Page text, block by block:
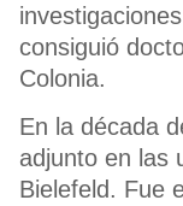
consiguió
Colonia.
En la década
adjunto en las
Bielefeld. Fue